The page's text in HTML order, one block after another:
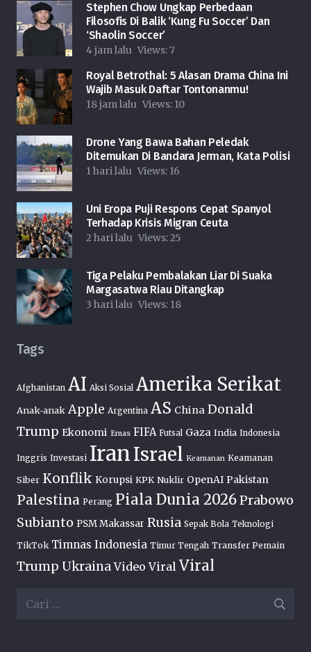
Stephen Chow Ungkap Perbedaan
Filosofis Di Balik ‘Kung Fu Soccer’ Dan
‘Shaolin Soccer’
4 jam lalu Views:7
Royal Betrothal: 5 Alasan Drama China Ini
Wajib Masuk Daftar Tontonanmu!
18 jam lalu Views: 10
Drone Yang Bawa Bahan Peledak
Ditemukan Di Bandara Jerman, Kata Polisi
1 hari lalu Views: 16
Uni Eropa Puji Respons Cepat Spanyol
Terhadap Krisis Migran Ceuta
2 hari lalu Views:25
Tiga Pelaku Pembalakan Liar Di Suaka
Margasatwa Riau Ditangkap
3 hari lalu Views: 18
Tags
Afghanistan AI Aksi Sosial Amerika Serikat
Anak-anak Apple Argentina AS China Donald
Trump Ekonomi Emas FIFA Futsal Gaza India Indonesia
Inggris Investasi IranIsrael Keamanan Keamanan
Siber Konflik Korupsi KPK Nuklir OpenAI Pakistan
Palestina Perang Piala Dunia 2026Prabowo
Subianto PSM Makassar Rusia Sepak Bola Teknologi
TikTok Timnas Indonesia Timur Tengah Transfer Pemain
Trump Ukraina Video Viral Viral
Cari